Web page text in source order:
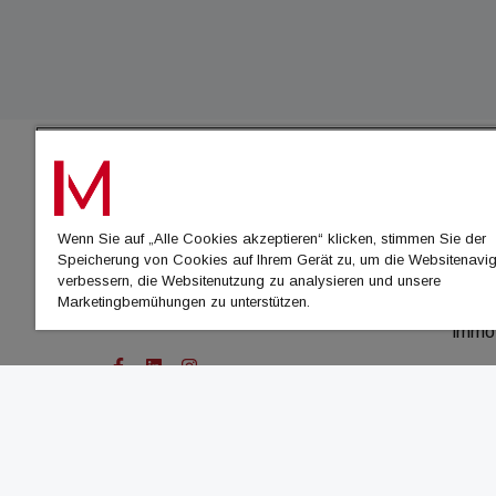
Wenn Sie auf „Alle Cookies akzeptieren“ klicken, stimmen Sie der
Speicherung von Cookies auf Ihrem Gerät zu, um die
verbessern, die Websitenutzung zu analysieren und unsere
Marketingbemühungen zu unterstützen.